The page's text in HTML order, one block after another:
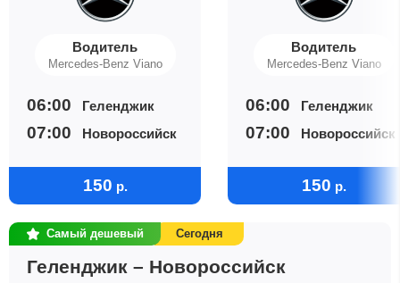
Водитель
Mercedes-Benz Viano
06:00 Геленджик
07:00 Новороссийск
150 р.
Водитель
Mercedes-Benz Viano
06:00 Геленджик
07:00 Новороссийск
150 р.
Самый дешевый Сегодня
Геленджик – Новороссийск